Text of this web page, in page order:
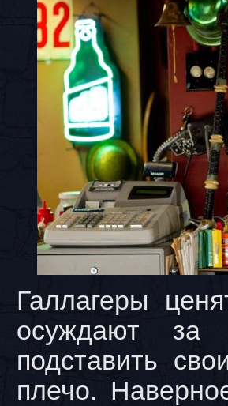
Галлагеры
осуждают за
подставить
плечо.